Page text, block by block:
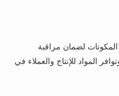
لضمان مراقبة
المواد للإنتاج والعملاء في